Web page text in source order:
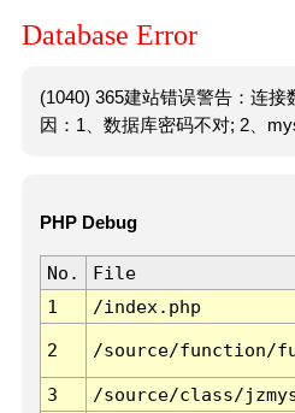
Database Error
(1040) 365建站错误警告：连接
因：1、数据库密码不对; 2、
PHP Debug
No. File
1
/index.php
2 /source/function/
3 /source/class/